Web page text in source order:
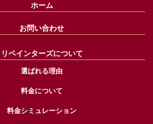
ホーム
お問い合わせ
リペインターズについて
選ばれる理由
料金について
料金シミュレーション